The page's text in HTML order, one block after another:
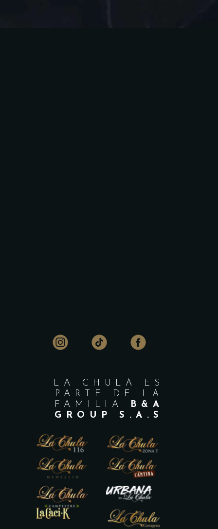
LA CHULA ES
PARTE DE LA
FAMILIA
B&A
GROUP S.A.S